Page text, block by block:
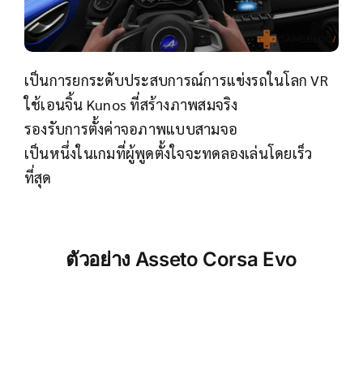
เป็นการยกระดับประสบการณ์การแข่งรถในโลก VR
ใช้เอนจิ้น Kunos ที่สร้างภาพสมจริง
รองรับการตั้งค่าจอภาพแบบสามจอ
เป็นหนึ่งในเกมที่ผู้พูดตั้งใจจะทดลองเล่นโดยเร็ว
ที่สุด
ตัวอย่าง Asseto Corsa Evo